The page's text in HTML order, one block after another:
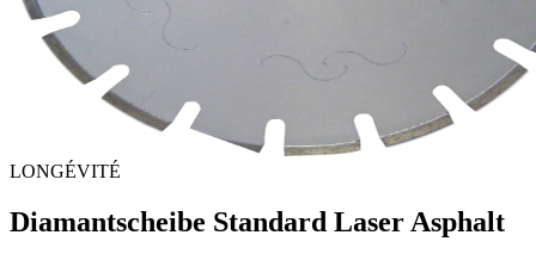
LONGÉVITÉ
Diamantscheibe Standard Laser Asphalt